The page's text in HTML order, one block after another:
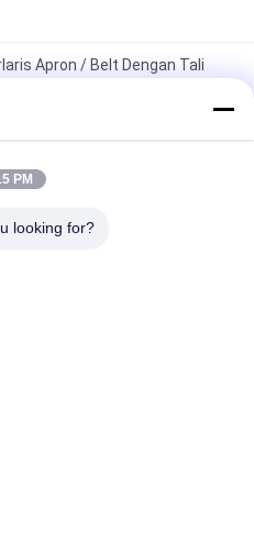
Apron / Belt Dengan Tali
Stripe Zipper Penutupan
Pena Alat Tulis
Perlengkapan Mandi Pen
PM
looking for?